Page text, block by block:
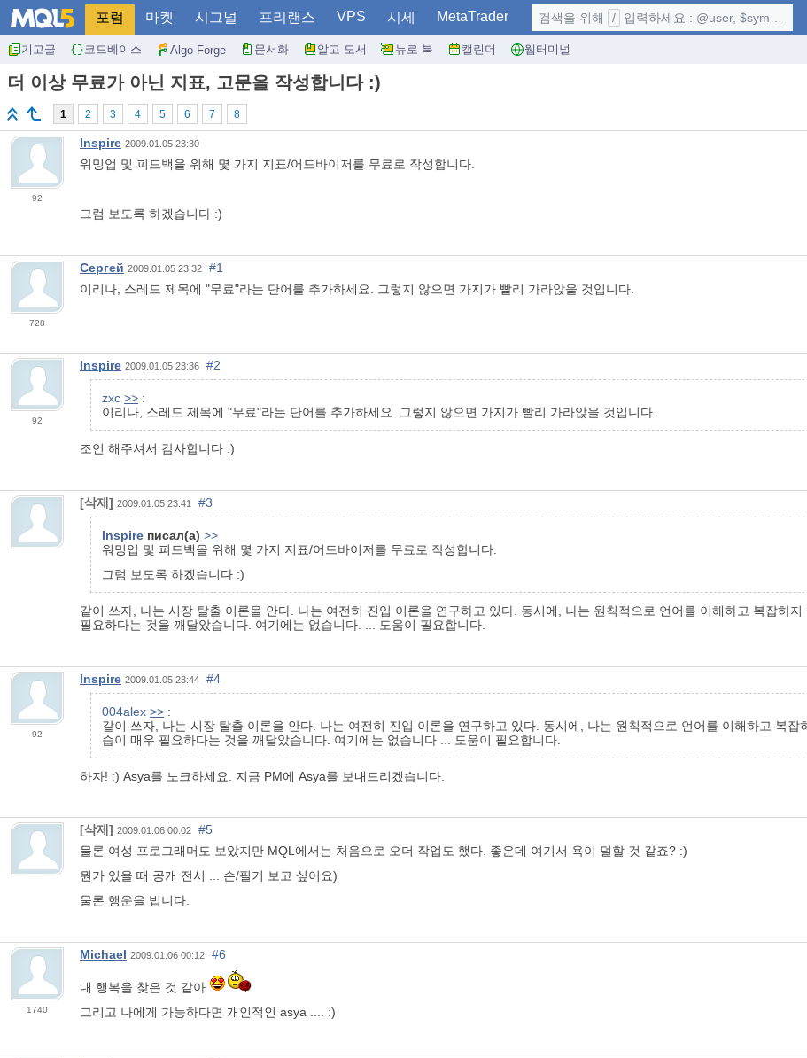
포럼 마켓 시그널 프리랜스 VPS 시세 MetaTrader
기고글 코드베이스 Algo Forge 문서화 알고 도서 뉴로 북 캘린더 웹터미널
검색을 위해 / 입력하세요 : @user, $symbol, ...
더 이상 무료가 아닌 지표, 고문을 작성합니다 :)
1 2 3 4 5 6 7 8
92
Inspire 2009.01.05 23:30
워밍업 및 피드백을 위해 몇 가지 지표/어드바이저를 무료로 작성합니다.
그럼 보도록 하겠습니다 :)
728
Сергей 2009.01.05 23:32
#1
이리나, 스레드 제목에 "무료"라는 단어를 추가하세요. 그렇지 않으면 가지가 빨리 가라앉을 것입니다.
92
Inspire 2009.01.05 23:36 #2
zxc >> :
이리나, 스레드 제목에 "무료"라는 단어를 추가하세요. 그렇지 않으면 가지가 빨리 가라앉을 것입니다.
조언 해주셔서 감사합니다 :)
[삭제] 2009.01.05 23:41 #3
Inspire писал(а) >>
워밍업 및 피드백을 위해 몇 가지 지표/어드바이저를 무료로 작성합니다.
그럼 보도록 하겠습니다 :)
같이 쓰자, 나는 시장 탈출 이론을 안다. 나는 여전히 진입 이론을 연구하고 있다. 동시에, 나는 원칙적으로 언어를 이해하고 복잡하
필요하다는 것을 깨달았습니다. 여기에는 없습니다. ... 도움이 필요합니다.
92
Inspire 2009.01.05 23:44 #4
004alex >> :
같이 쓰자, 나는 시장 탈출 이론을 안다. 나는 여전히 진입 이론을 연구하고 있다. 동시에, 나는 원칙적으로 언어를 이해하고 복
습이 매우 필요하다는 것을 깨달았습니다. 여기에는 없습니다 ... 도움이 필요합니다.
하자! :) Asya를 노크하세요. 지금 PM에 Asya를 보내드리겠습니다.
[삭제] 2009.01.06 00:02
#5
물론 여성 프로그래머도 보았지만 MQL에서는 처음으로 오더 작업도 했다. 좋은데 여기서 욕이 덜할 것 같죠? :)
뭔가 있을 때 공개 전시 ... 손/필기 보고 싶어요)
물론 행운을 빕니다.
1740
Michael 2009.01.06 00:12 #6
내 행복을 찾은 것 같아
그리고 나에게 가능하다면 개인적인 asya .... :)